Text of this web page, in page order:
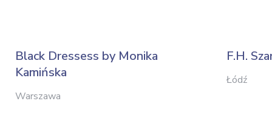
Black Dressess by Monika
Kamińska
Warszawa
F.H.
Łódź